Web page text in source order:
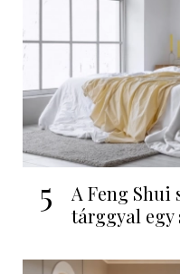
5
A Feng Shui
tárggyal egy